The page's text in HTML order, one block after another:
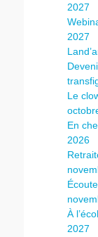
2027
2027
Le
En
2026
À
2027